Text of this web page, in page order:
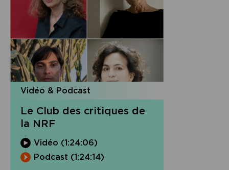
Vidéo & Podcast
Le Club des critiques de
la NRF
Vidéo (1:24:06)
Podcast (1:24:14)